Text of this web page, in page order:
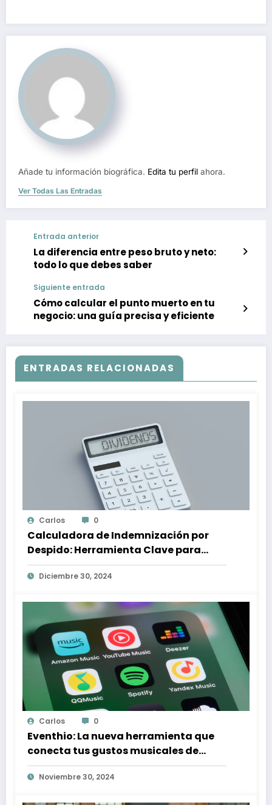
Añade tu información biográfica. Edita tu perfil ahora.
Ver Todas Las Entradas
Entrada anterior
La diferencia entre peso bruto y neto:
todo lo que debes saber
Siguiente entrada
Cómo calcular el punto muerto en tu
negocio: una guía precisa y eficiente
ENTRADAS RELACIONADAS
Carlos 0
Calculadora de Indemnización por
Despido: Herramienta Clave para
Proteger tus Derechos Laborales
Diciembre 30, 2024
Carlos 0
Eventhio: La nueva herramienta que
conecta tus gustos musicales de
Spotify con conciertos en tu zona
Noviembre 30, 2024